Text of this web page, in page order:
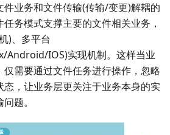
业务和文件传输(传输/变更)解耦的
务模式支撑主要的文件相关业务，
)、多平台
IOS)实现机制。这样当业
需要通过文件任务进行操作，忽略
态，让业务层更关注于业务本身的实
题。